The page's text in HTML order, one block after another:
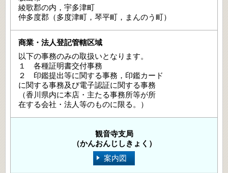
綾歌郡の内，宇多津町
仲多度郡（多度津町，琴平町，まんのう町）
以下の事務のみの取扱いとなります。
１ 各種証明書交付事務
２ 印鑑提出等に関する事務，印鑑カード
に関する事務及び電子認証に関する事務
（香川県内に本店・主たる事務所等が所
在する会社・法人等のものに限る。）
観音寺支局
（かんおんじしきょく）
案内図